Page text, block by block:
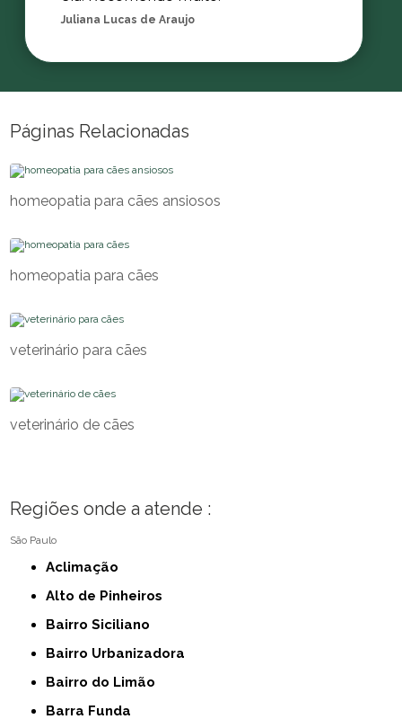
Juliana Lucas de Araujo
Páginas Relacionadas
homeopatia para cães ansiosos
homeopatia para cães
veterinário para cães
veterinário de cães
Regiões onde a atende :
São Paulo
Aclimação
Alto de Pinheiros
Bairro Siciliano
Bairro Urbanizadora
Bairro do Limão
Barra Funda